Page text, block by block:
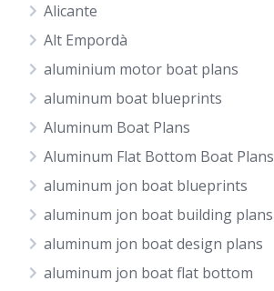
Alicante
Alt Empordà
aluminium motor boat plans
aluminum boat blueprints
Aluminum Boat Plans
Aluminum Flat Bottom Boat Plans
aluminum jon boat blueprints
aluminum jon boat building plans
aluminum jon boat design plans
aluminum jon boat flat bottom